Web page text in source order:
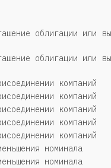
облигации или
облигации или
компаний
компаний
компаний
компаний
компаний
номинала
номинала